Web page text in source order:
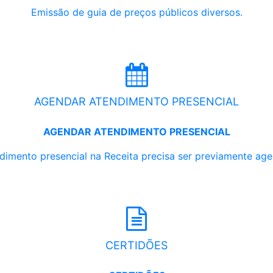
Emissão de guia de preços públicos diversos.
AGENDAR ATENDIMENTO PRESENCIAL
AGENDAR ATENDIMENTO PRESENCIAL
presencial na Receita precisa ser previamente
CERTIDÕES